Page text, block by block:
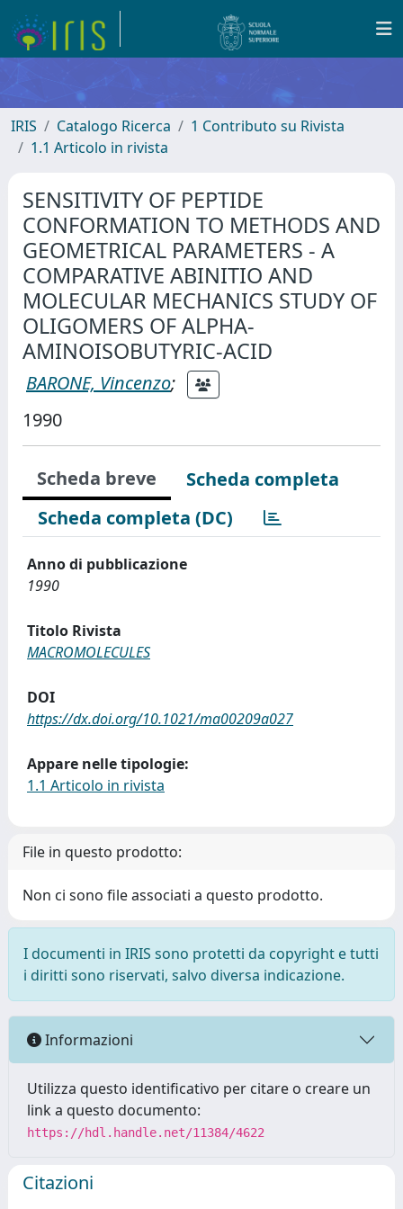
IRIS Catalogo Ricerca
1 Contributo su Rivista
1.1 Articolo in rivista
SENSITIVITY OF PEPTIDE
CONFORMATION TO METHODS AND
GEOMETRICAL PARAMETERS - A
COMPARATIVE ABINITIO AND
MOLECULAR MECHANICS STUDY OF
OLIGOMERS OF ALPHA-
AMINOISOBUTYRIC-ACID
BARONE, Vincenzo;
1990
Scheda breve
Scheda completa
Scheda completa (DC)
Anno di pubblicazione
1990
Titolo Rivista
MACROMOLECULES
DOI
https://dx.doi.org/10.1021/ma00209a027
Appare nelle tipologie:
1.1 Articolo in rivista
File in questo prodotto:
Non ci sono file associati a questo prodotto.
I documenti in IRIS sono protetti da copyright e tutti
i diritti sono riservati, salvo diversa indicazione.
Informazioni
Utilizza questo identificativo per citare o creare un
link a questo documento:
https://hdl.handle.net/11384/4622
Citazioni